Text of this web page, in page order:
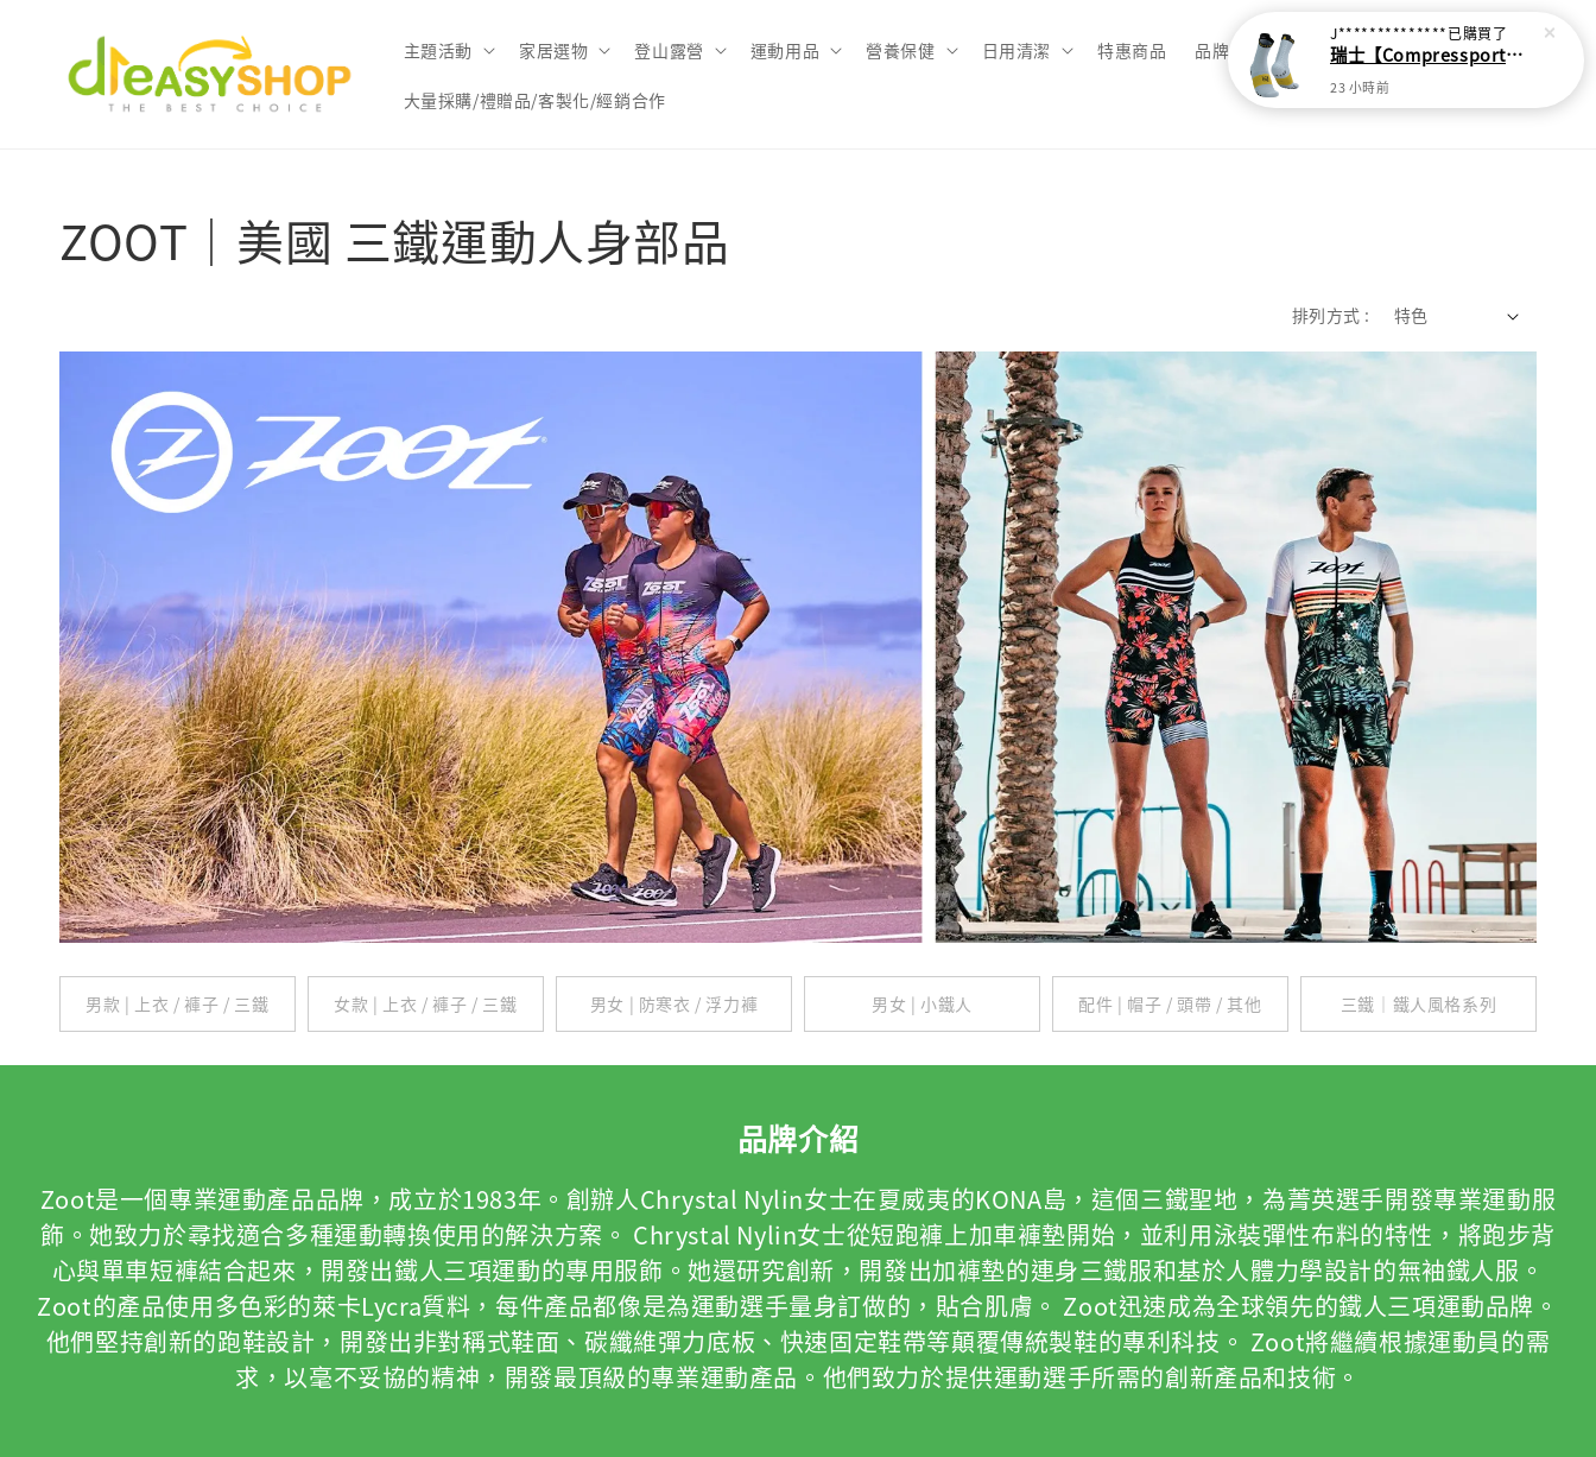
主題活動 家居選物 登山露營 運動用品 營養保健 日用清潔 特惠商品 品牌總覽
大量採購/禮贈品/客製化/經銷合作
ZOOT｜美國 三鐵運動人身部品
排列方式 :
男款 | 上衣 / 褲子 / 三鐵 女款 | 上衣 / 褲子 / 三鐵 男女 | 防寒衣 / 浮力褲 男女 | 小鐵人 配件 | 帽子 / 頭帶 / 其他 三鐵｜鐵人風格系列
品牌介紹
Zoot是一個專業運動產品品牌，成立於1983年。創辦人Chrystal Nylin女士在夏威夷的KONA島，這個三鐵聖地，為菁英選手開發專業運動服
飾。她致力於尋找適合多種運動轉換使用的解決方案。 Chrystal Nylin女士從短跑褲上加車褲墊開始，並利用泳裝彈性布料的特性，將跑步背
心與單車短褲結合起來，開發出鐵人三項運動的專用服飾。她還研究創新，開發出加褲墊的連身三鐵服和基於人體力學設計的無袖鐵人服。
Zoot的產品使用多色彩的萊卡Lycra質料，每件產品都像是為運動選手量身訂做的，貼合肌膚。 Zoot迅速成為全球領先的鐵人三項運動品牌。
他們堅持創新的跑鞋設計，開發出非對稱式鞋面、碳纖維彈力底板、快速固定鞋帶等顛覆傳統製鞋的專利科技。 Zoot將繼續根據運動員的需
求，以毫不妥協的精神，開發最頂級的專業運動產品。他們致力於提供運動選手所需的創新產品和技術。
J**************已購買了
瑞士【Compressport】V4 越野跑襪(2024新色)
23 小時前